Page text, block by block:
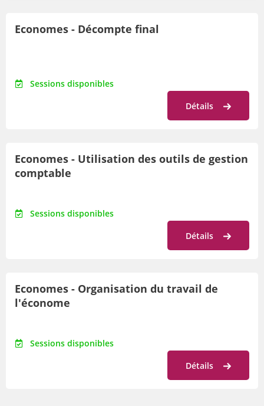
Economes - Décompte final
Sessions disponibles
Détails
Economes - Utilisation des outils de gestion
comptable
Sessions disponibles
Détails
Economes - Organisation du travail de
l'économe
Sessions disponibles
Détails